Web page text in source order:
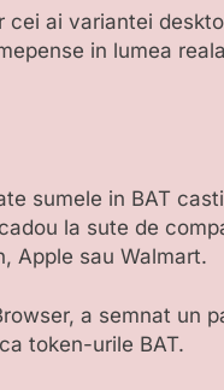
ai variantei
in lumea
sumele in BAT
la sute de
Apple sau Walmart.
a semnat un
token-urile BAT.